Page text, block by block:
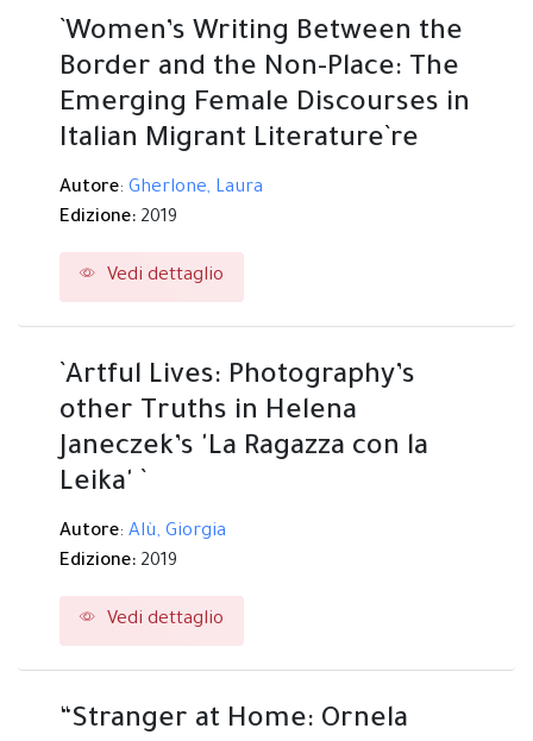
`Women’s Writing Between the
Border and the Non-Place: The
Emerging Female Discourses in
Italian Migrant Literature`re
Autore: Gherlone, Laura
Edizione: 2019
Vedi dettaglio
`Artful Lives: Photography’s
other Truths in Helena
Janeczek’s 'La Ragazza con la
Leika' `
Autore: Alù, Giorgia
Edizione: 2019
Vedi dettaglio
“Stranger at Home: Ornela